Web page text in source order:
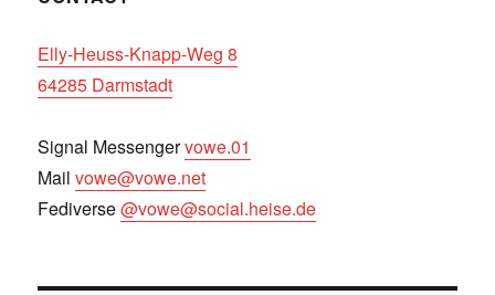
Elly-Heuss-Knapp-Weg 8
64285 Darmstadt
Signal Messengervowe.01
Mailvowe@vowe.net
Fediverse@vowe@social.heise.de